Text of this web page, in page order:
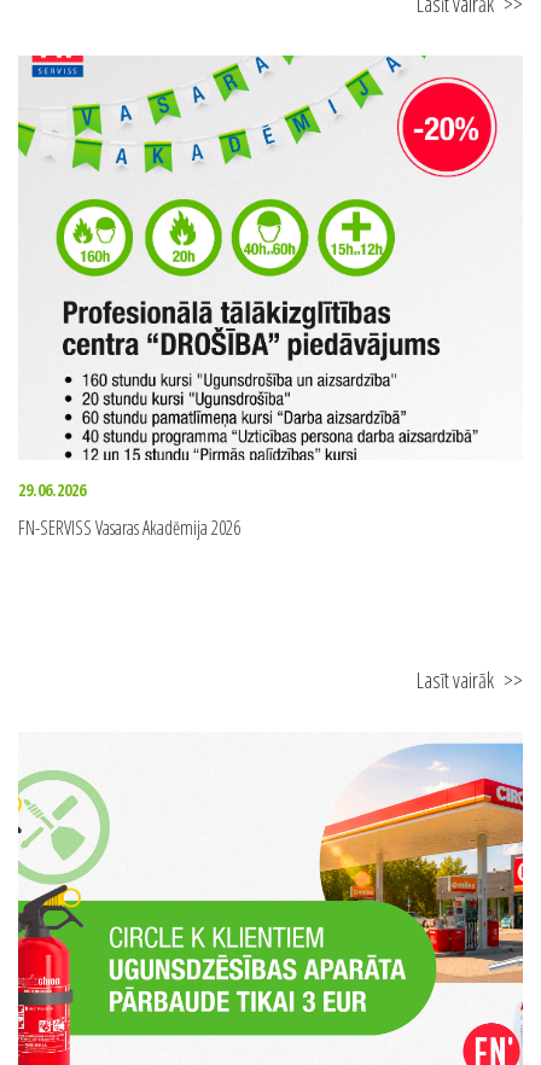
29.06.2026
FN-SERVISS Vasaras Akadēmija 2026
Lasīt vairāk >>